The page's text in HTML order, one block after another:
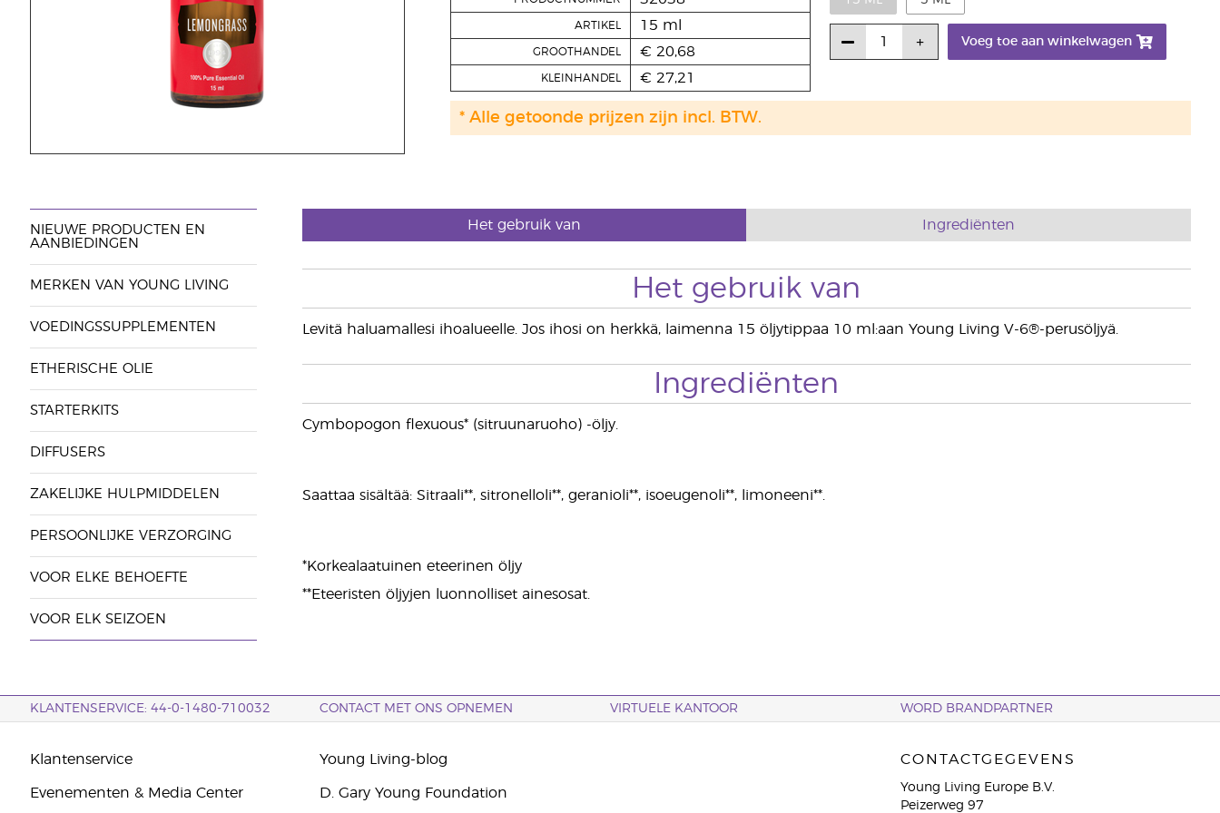
ARTIKEL 15 ml
GROOTHANDEL € 20,68
KLEINHANDEL € 27,21
Voeg toe aan winkelwagen
* Alle getoonde prijzen zijn incl. BTW.
NIEUWE PRODUCTEN EN
AANBIEDINGEN
MERKEN VAN YOUNG LIVING
VOEDINGSSUPPLEMENTEN
ETHERISCHE OLIE
STARTERKITS
DIFFUSERS
ZAKELIJKE HULPMIDDELEN
PERSOONLIJKE VERZORGING
VOOR ELKE BEHOEFTE
VOOR ELK SEIZOEN
Het gebruik van Ingrediënten
Het gebruik van
Levitä haluamallesi ihoalueelle. Jos ihosi on herkkä, laimenna 15 öljytippaa 10 ml:aan Young Living V-6®-perusöljyä.
Ingrediënten
Cymbopogon flexuous* (sitruunaruoho) -öljy.
Saattaa sisältää: Sitraali**, sitronelloli**, geranioli**, isoeugenoli**, limoneeni**.
*Korkealaatuinen eteerinen öljy
**Eteeristen öljyjen luonnolliset ainesosat.
KLANTENSERVICE: 44-0-1480-710032 CONTACT MET ONS OPNEMEN VIRTUELE KANTOOR WORD BRANDPARTNER
Klantenservice
Evenementen & Media Center
Young Living-blog
D. Gary Young Foundation
CONTACTGEGEVENS
Young Living Europe B.V.
Peizerweg 97